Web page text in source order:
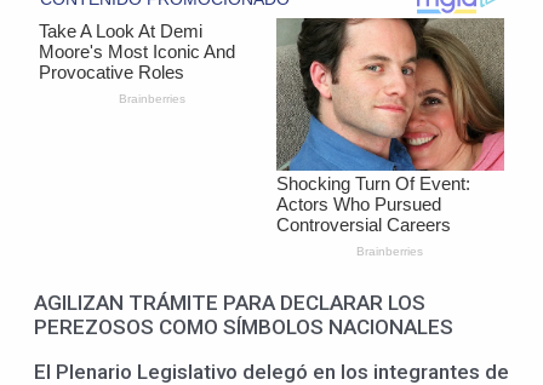
AGILIZAN TRÁMITE PARA DECLARAR LOS
PEREZOSOS COMO SÍMBOLOS NACIONALES
El Plenario Legislativo delegó en los integrantes de